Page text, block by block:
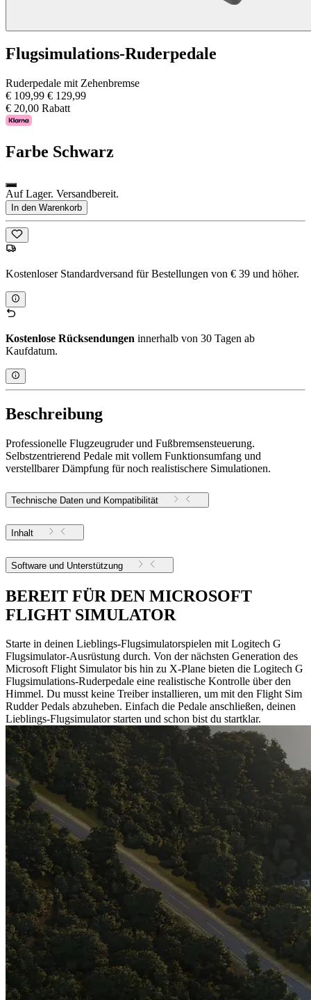
Flugsimulations-Ruderpedale
Ruderpedale mit Zehenbremse
€ 109,99 € 129,99
€ 20,00 Rabatt
Farbe Schwarz
Auf Lager. Versandbereit.
In den Warenkorb
Kostenloser Standardversand für Bestellungen von € 39 und höher.
Kostenlose Rücksendungen innerhalb von 30 Tagen ab
Kaufdatum.
Beschreibung
Professionelle Flugzeugruder und Fußbremsensteuerung.
Selbstzentrierend Pedale mit vollem Funktionsumfang und
verstellbarer Dämpfung für noch realistischere Simulationen.
Technische Daten und Kompatibilität
Inhalt
Software und Unterstützung
BEREIT FÜR DEN MICROSOFT
FLIGHT SIMULATOR
Starte in deinen Lieblings-Flugsimulatorspielen mit Logitech G
Flugsimulator-Ausrüstung durch. Von der nächsten Generation des
Microsoft Flight Simulator bis hin zu X-Plane bieten die Logitech G
Flugsimulations-Ruderpedale eine realistische Kontrolle über den
Himmel. Du musst keine Treiber installieren, um mit den Flight Sim
Rudder Pedals abzuheben. Einfach die Pedale anschließen, deinen
Lieblings-Flugsimulator starten und schon bist du startklar.